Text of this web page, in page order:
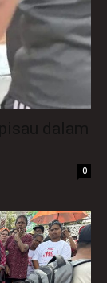
0